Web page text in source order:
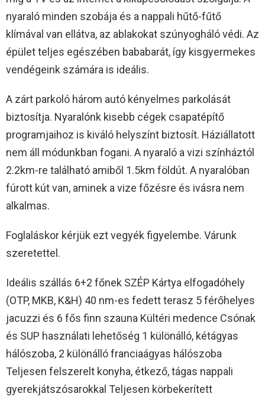
nyaraló minden szobája és a nappali hűtő-fűtő
klímával van ellátva, az ablakokat szúnyogháló védi. Az
épület teljes egészében bababarát, így kisgyermekes
vendégeink számára is ideális.
A zárt parkoló három autó kényelmes parkolását
biztosítja. Nyaralónk kisebb cégek csapatépítő
programjaihoz is kiváló helyszínt biztosít. Háziállatott
nem áll módunkban fogani. A nyaraló a vizi színháztól
2.2km-re található amiből 1.5km földút. A nyaralóban
fúrott kút van, aminek a vize főzésre és ivásra nem
alkalmas.
Foglaláskor kérjük ezt vegyék figyelembe. Várunk
szeretettel.
Ideális szállás 6+2 főnek SZÉP Kártya elfogadóhely
(OTP, MKB, K&H) 40 nm-es fedett terasz 5 férőhelyes
jacuzzi és 6 fős finn szauna Kültéri medence Csónak
és SUP használati lehetőség 1 különálló, kétágyas
hálószoba, 2 különálló franciaágyas hálószoba
Teljesen felszerelt konyha, étkező, tágas nappali
gyerekjátszósarokkal Teljesen körbekerített